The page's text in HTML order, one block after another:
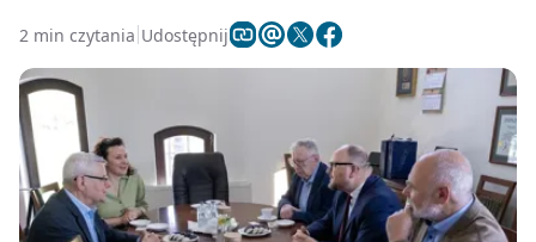
2 min czytania Udostępnij